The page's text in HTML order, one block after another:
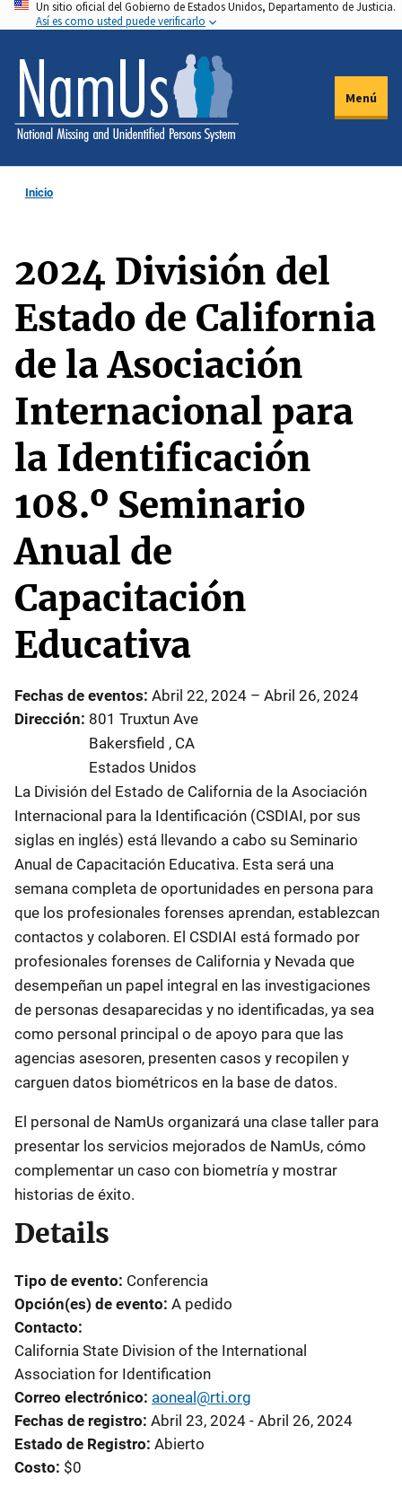
Pasar
al
contenido
principal
Un sitio oficial del Gobierno de Estados Unidos, Departamento de Justicia.
Así es como usted puede verificarlo
Menú
Inicio
2024 División del
Estado de California
de la Asociación
Internacional para
la Identificación
108.º Seminario
Anual de
Capacitación
Educativa
Fechas de eventos Abril 22, 2024 – Abril 26, 2024
Dirección 801 Truxtun Ave
Bakersfield , CA
Estados Unidos
La División del Estado de California de la Asociación
Internacional para la Identificación (CSDIAI, por sus
siglas en inglés) está llevando a cabo su Seminario
Anual de Capacitación Educativa. Esta será una
semana completa de oportunidades en persona para
que los profesionales forenses aprendan, establezcan
contactos y colaboren. El CSDIAI está formado por
profesionales forenses de California y Nevada que
desempeñan un papel integral en las investigaciones
de personas desaparecidas y no identificadas, ya sea
como personal principal o de apoyo para que las
agencias asesoren, presenten casos y recopilen y
carguen datos biométricos en la base de datos.
El personal de NamUs organizará una clase taller para
presentar los servicios mejorados de NamUs, cómo
complementar un caso con biometría y mostrar
historias de éxito.
Details
Tipo de evento Conferencia
Opción(es) de evento A pedido
Contacto
California State Division of the International
Association for Identification
Correo electrónico aoneal@rti.org
Fechas de registro Abril 23, 2024 - Abril 26, 2024
Estado de Registro Abierto
Costo $0